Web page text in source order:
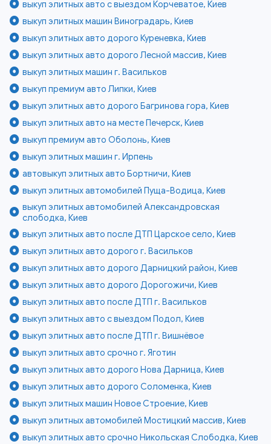
выкуп элитных авто с выездом Корчеватое, Киев
выкуп элитных машин Виноградарь, Киев
выкуп элитных авто дорого Куреневка, Киев
выкуп элитных авто дорого Лесной массив, Киев
выкуп элитных машин г. Васильков
выкуп премиум авто Липки, Киев
выкуп элитных авто дорого Багринова гора, Киев
выкуп элитных авто на месте Печерск, Киев
выкуп премиум авто Оболонь, Киев
выкуп элитных машин г. Ирпень
автовыкуп элитных авто Бортничи, Киев
выкуп элитных автомобилей Пуща-Водица, Киев
выкуп элитных автомобилей Александровская
слободка, Киев
выкуп элитных авто после ДТП Царское село, Киев
выкуп элитных авто дорого г. Васильков
выкуп элитных авто дорого Дарницкий район, Киев
выкуп элитных авто дорого Дорогожичи, Киев
выкуп элитных авто после ДТП г. Васильков
выкуп элитных авто с выездом Подол, Киев
выкуп элитных авто после ДТП г. Вишнёвое
выкуп элитных авто срочно г. Яготин
выкуп элитных авто дорого Нова Дарница, Киев
выкуп элитных авто дорого Соломенка, Киев
выкуп элитных машин Новое Строение, Киев
выкуп элитных автомобилей Мостицкий массив, Киев
выкуп элитных авто срочно Никольская Слободка, Киев